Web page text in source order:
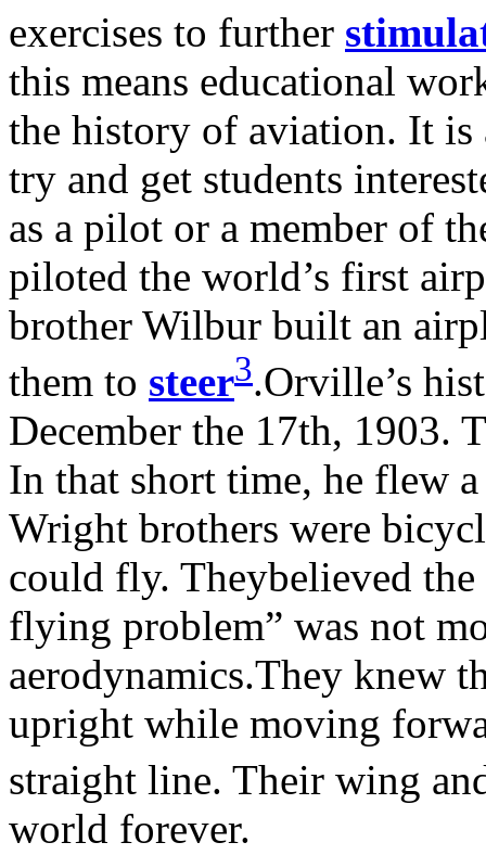
exercises to further
this means educational
the history of aviation. It
try and get students
as a pilot or a member of
piloted the world’s first
brother Wilbur built an
them to steer3.Orville’s
December the 17th, 1903.
In that short time, he flew
Wright brothers were
could fly. Theybelieved the
flying problem” was not
aerodynamics.They knew
upright while moving
straight line. Their wing
world forever.